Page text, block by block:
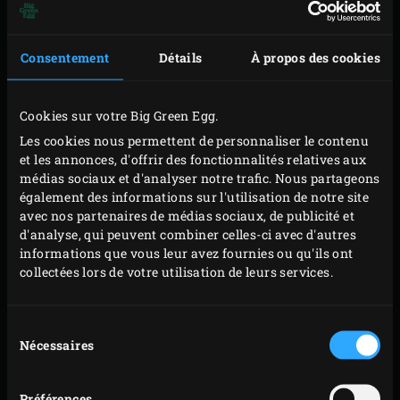
Consentement Détails À propos des cookies
Cookies sur votre Big Green Egg.
Les cookies nous permettent de personnaliser le contenu
et les annonces, d'offrir des fonctionnalités relatives aux
médias sociaux et d'analyser notre trafic. Nous partageons
également des informations sur l'utilisation de notre site
avec nos partenaires de médias sociaux, de publicité et
d'analyse, qui peuvent combiner celles-ci avec d'autres
informations que vous leur avez fournies ou qu'ils ont
collectées lors de votre utilisation de leurs services.
duNécessaires
Préchauffez le Big Green Egg avec la grillegrille en
sphérique
(avec laface lisse tournée vers le haut),
l’intervalle, coupez le poisson blanc et le saumonen
fins morceaux. Enlevez la tige et les graines
dupiment rouge et hachez-le finement. Hachez
finement les cornichons,les petits oignons, les
câpres et le persil, etmélangez-en un tiers avecle
poisson coupé en petits morceaux, le piment rouge,
les jaunes d’œufs, le gingembre,du sel et du poivre,
se figer 10 minutes au réfrigérateur.
Dans l’intervalle, cuisez des œufs durs et passez-
lesensuite sous l’eau froide. Épluchez les œufs et